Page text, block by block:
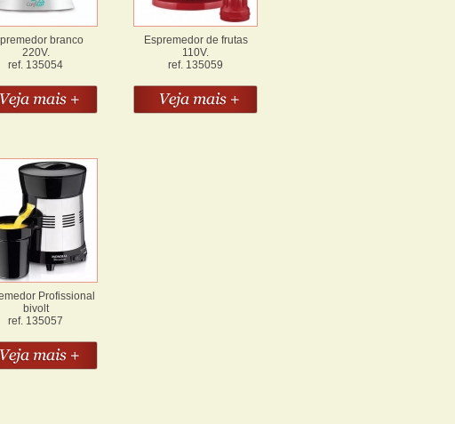
branco
220V.
ref. 135054
Espremedor de frutas
110V.
ref. 135059
Profissional
bivolt
ref. 135057